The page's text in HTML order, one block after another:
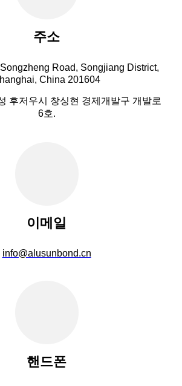
주소
Road, Songjiang District,
China 201604
후저우시 창싱현 경제개발구 개발로
6호.
이메일
info@alusunbond.cn
핸드폰